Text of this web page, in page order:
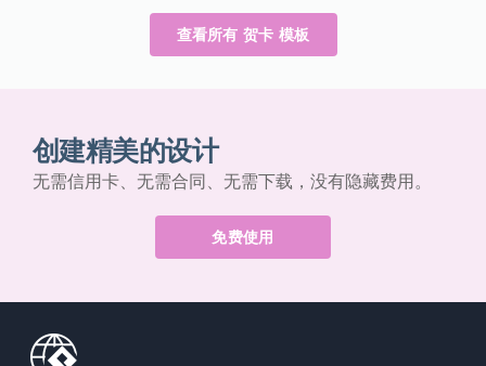
查看所有 贺卡 模板
创建精美的设计
无需信用卡、无需合同、无需下载，没有隐藏费用。
免费使用